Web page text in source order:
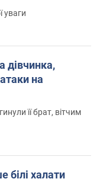
уваги
дівчинка,
на
її брат, вітчим
білі халати